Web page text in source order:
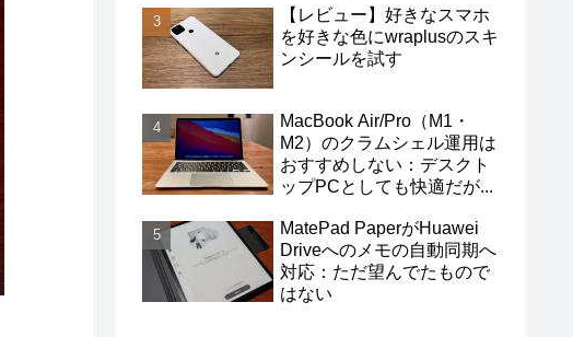
【レビュー】好きなスマホ
を好きな色にwraplusのスキ
ンシールを試す
MacBook Air/Pro（M1・
M2）のクラムシェル運用は
おすすめしない：デスクト
ップPCとしても快適だが...
MatePad PaperがHuawei
Driveへのメモの自動同期へ
対応：ただ望んでたもので
はない